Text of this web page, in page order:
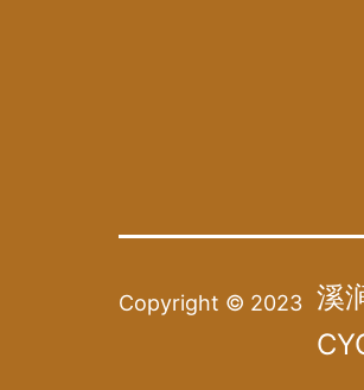
Copyright © 2023 溪